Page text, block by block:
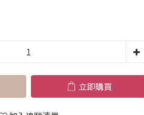
立即購買